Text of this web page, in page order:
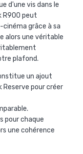
d'une vis dans le
R900 peut
grâce à sa
alors une véritable
plafond.
un ajout
Reserve pour créer
pour chaque
une cohérence